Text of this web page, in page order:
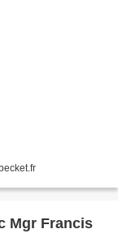
Mgr Francis